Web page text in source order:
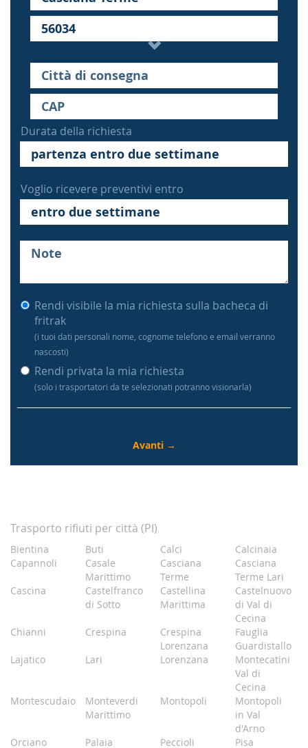
Durata della richiesta
Voglio ricevere preventivi entro
Rendi visibile la mia richiesta sulla bacheca di
fritrak
(i tuoi dati personali nome, cognome telefono e email verranno
nascosti)
Rendi privata la mia richiesta
(solo i trasportatori da te selezionati potranno visionarla)
Trasporto rifiuti per città (PI)
Bientina Buti Calci
Calcinaia
Capannoli
Casale
Marittimo
Casciana
Terme
Casciana
Terme Lari
Cascina
Castelfranco
di Sotto
Castellina
Marittima
Castelnuovo
di Val di
Cecina
Chianni
Crespina
Crespina
Lorenzana
Fauglia
Guardistallo
Lajatico
Lari Lorenzana
Montecatini
Val di
Cecina
Montescudaio
Monteverdi
Marittimo
Montopoli
Montopoli
in Val
d'Arno
Orciano
Palaia Peccioli Pisa